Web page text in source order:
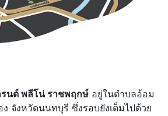
นด์ พลีโน่ ราชพฤกษ์ อยู่ในตำบลอ้อม
ง จังหวัดนนทบุรี ซึ่งรอบยังเต็มไปด้วย